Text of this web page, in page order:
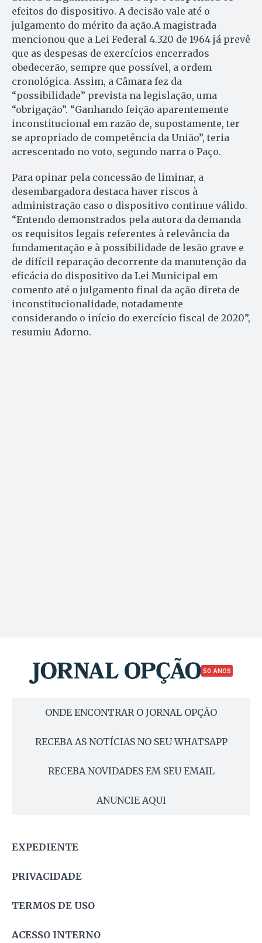
efeitos do dispositivo. A decisão vale até o
julgamento do mérito da ação.A magistrada
mencionou que a Lei Federal 4.320 de 1964 já prevê
que as despesas de exercícios encerrados
obedecerão, sempre que possível, a ordem
cronológica. Assim, a Câmara fez da
“possibilidade” prevista na legislação, uma
“obrigação”. “Ganhando feição aparentemente
inconstitucional em razão de, supostamente, ter
se apropriado de competência da União”, teria
acrescentado no voto, segundo narra o Paço.
Para opinar pela concessão de liminar, a
desembargadora destaca haver riscos à
administração caso o dispositivo continue válido.
“Entendo demonstrados pela autora da demanda
os requisitos legais referentes à relevância da
fundamentação e à possibilidade de lesão grave e
de difícil reparação decorrente da manutenção da
eficácia do dispositivo da Lei Municipal em
comento até o julgamento final da ação direta de
inconstitucionalidade, notadamente
considerando o início do exercício fiscal de 2020”,
resumiu Adorno.
50 ANOS
ONDE ENCONTRAR O JORNAL OPÇÃO
RECEBA AS NOTÍCIAS NO SEU WHATSAPP
RECEBA NOVIDADES EM SEU EMAIL
ANUNCIE AQUI
EXPEDIENTE
PRIVACIDADE
TERMOS DE USO
ACESSO INTERNO